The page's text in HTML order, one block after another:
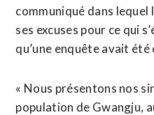
communiqué dans
ses excuses pour ce qui
qu’une enquête avait
« Nous présentons nos
population de Gwangju,